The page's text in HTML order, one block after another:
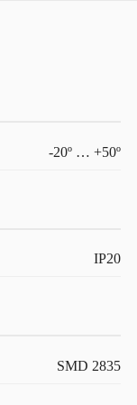
-20º … +50º
IP20
SMD 2835